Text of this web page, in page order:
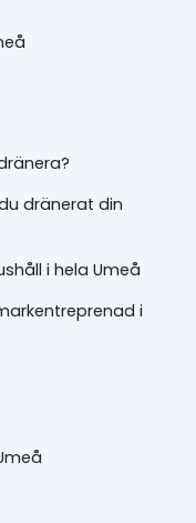
dränerat din
i hela Umeå
i